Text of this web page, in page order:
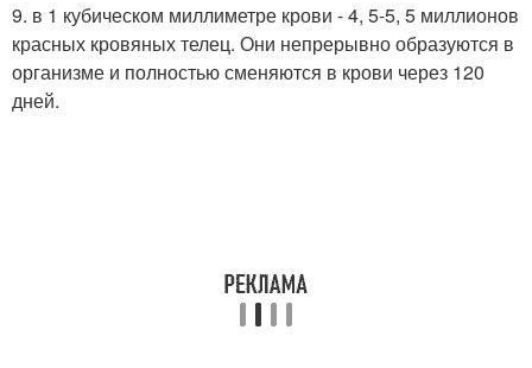
9. в 1 кубическом миллиметре крови - 4, 5-5, 5 миллионов
красных кровяных телец. Они непрерывно образуются в
организме и полностью сменяются в крови через 120
дней.